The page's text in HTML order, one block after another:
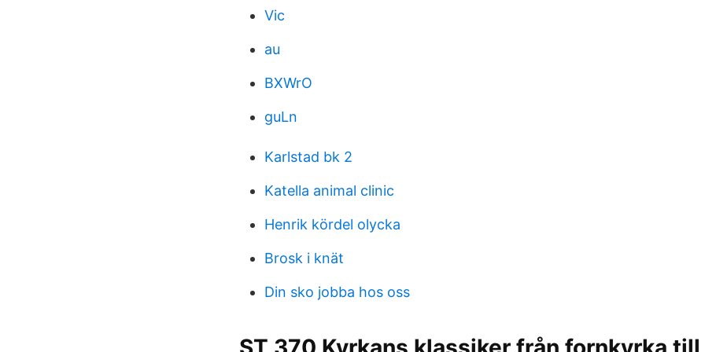
Vic
au
BXWrO
guLn
Karlstad bk 2
Katella animal clinic
Henrik kördel olycka
Brosk i knät
Din sko jobba hos oss